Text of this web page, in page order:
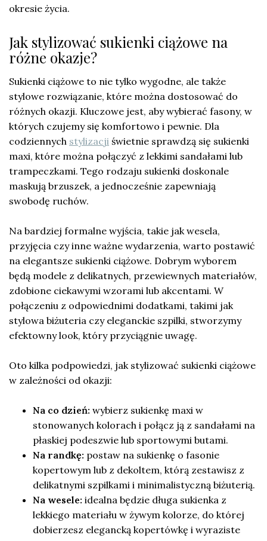
okresie życia.
Jak stylizować sukienki ciążowe na
różne okazje?
Sukienki ciążowe to nie tylko wygodne, ale także
stylowe rozwiązanie, które można dostosować do
różnych okazji. Kluczowe jest, aby wybierać fasony, w
których czujemy się komfortowo i pewnie. Dla
codziennych stylizacji świetnie sprawdzą się sukienki
maxi, które można połączyć z lekkimi sandałami lub
trampeczkami. Tego rodzaju sukienki doskonale
maskują brzuszek, a jednocześnie zapewniają
swobodę ruchów.
Na bardziej formalne wyjścia, takie jak wesela,
przyjęcia czy inne ważne wydarzenia, warto postawić
na elegantsze sukienki ciążowe. Dobrym wyborem
będą modele z delikatnych, przewiewnych materiałów,
zdobione ciekawymi wzorami lub akcentami. W
połączeniu z odpowiednimi dodatkami, takimi jak
stylowa biżuteria czy eleganckie szpilki, stworzymy
efektowny look, który przyciągnie uwagę.
Oto kilka podpowiedzi, jak stylizować sukienki ciążowe
w zależności od okazji:
Na co dzień: wybierz sukienkę maxi w
stonowanych kolorach i połącz ją z sandałami na
płaskiej podeszwie lub sportowymi butami.
Na randkę: postaw na sukienkę o fasonie
kopertowym lub z dekoltem, którą zestawisz z
delikatnymi szpilkami i minimalistyczną biżuterią.
Na wesele: idealna będzie długa sukienka z
lekkiego materiału w żywym kolorze, do której
dobierzesz elegancką kopertówkę i wyraziste